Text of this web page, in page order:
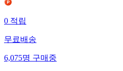
0적립
무료배송
6,075명구매중